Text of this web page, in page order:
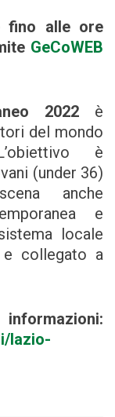
fino alle ore
GeCoWEB
2022 è
del mondo
è
(under 36)
anche
e
locale
e collegato a
lazio-